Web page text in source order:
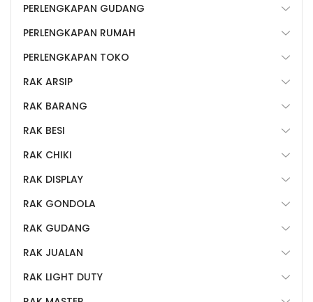
PERLENGKAPAN GUDANG
PERLENGKAPAN RUMAH
PERLENGKAPAN TOKO
RAK ARSIP
RAK BARANG
RAK BESI
RAK CHIKI
RAK DISPLAY
RAK GONDOLA
RAK GUDANG
RAK JUALAN
RAK LIGHT DUTY